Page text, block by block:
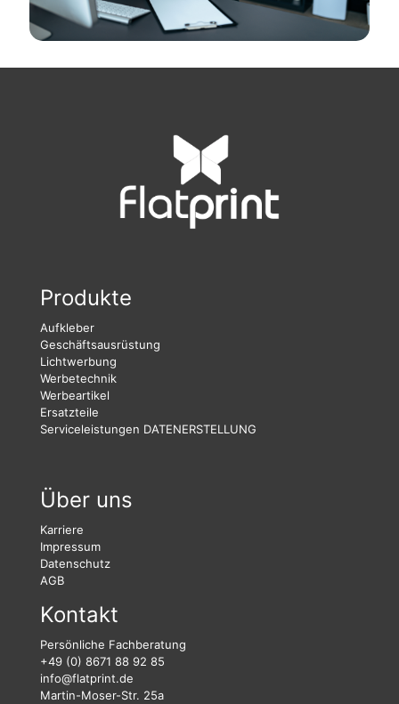
Produkte
Aufkleber
Geschäftsausrüstung
Lichtwerbung
Werbetechnik
Werbeartikel
Ersatzteile
Serviceleistungen DATENERSTELLUNG
Über uns
Karriere
Impressum
Datenschutz
AGB
Kontakt
Persönliche Fachberatung
+49 (0) 8671 88 92 85
info@flatprint.de
Martin-Moser-Str. 25a